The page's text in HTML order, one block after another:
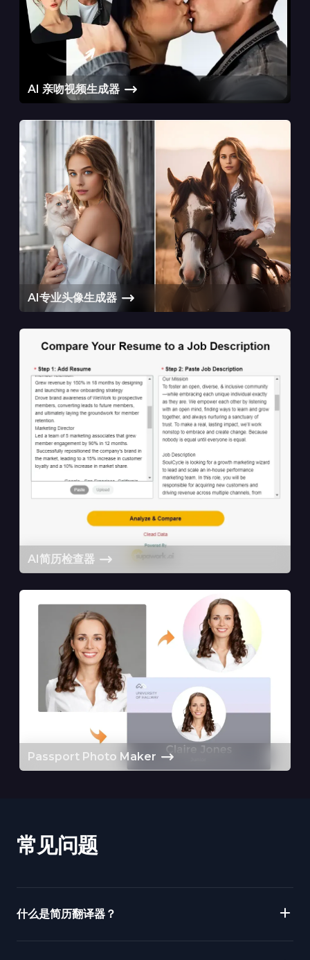
AI 亲吻视频生成器
AI专业头像生成器
AI简历检查器
Passport Photo Maker
常见问题
什么是简历翻译器？